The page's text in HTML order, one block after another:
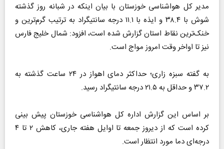
مدیر کل هواشناسی خوزستان با بیان اینکه در شبانه روز گذشته
شوش با ۳۸.۴ و ایذه با ۱۱.۱ درجه سانتیگراد به ترتیب گرم‌ترین و
خنک‌ترین نقاط استان گزارش شده است، افزود: شمال خلیج فارس
نیز تا اواخر وقت امروز مواج است.
به گفته سبزه زاری؛ حداکثر دمای اهواز در ۲۴ ساعت گذشته به
۳۷.۲ و حداقل به ۲۱.۵ درجه سانتیگراد رسید.
بر اساس این گزارش اداره کل هواشناسی خوزستان پیش بینی
کرده است که از دیروز جمعه تا اوایل هفته جاری، کاهش ۲ تا ۴
درجه‌ای دما مورد انتظار است.